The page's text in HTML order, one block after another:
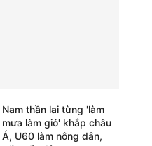
Nam thần lai từng 'làm
mưa làm gió' khắp châu
Á, U60 làm nông dân,